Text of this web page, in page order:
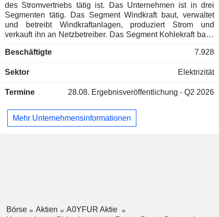
des Stromvertriebs tätig ist. Das Unternehmen ist in drei
Segmenten tätig. Das Segment Windkraft baut, verwaltet
und betreibt Windkraftanlagen, produziert Strom und
verkauft ihn an Netzbetreiber. Das Segment Kohlekraft baut,
verkauft ihn an Stromnetzbetreiber. Das Segment "Alle
dem Verkauf von Stromerzeugungsanlagen, der Erbringung
und Schulungsdiensten für Windkraftunternehmen und der
Energien.
Beschäftigte 7.928
Sektor Elektrizität
Termine 28.08. Ergebnisveröffentlichung - Q2 2026
Mehr Unternehmensinformationen
Börse Aktien
A0YFUR Aktie